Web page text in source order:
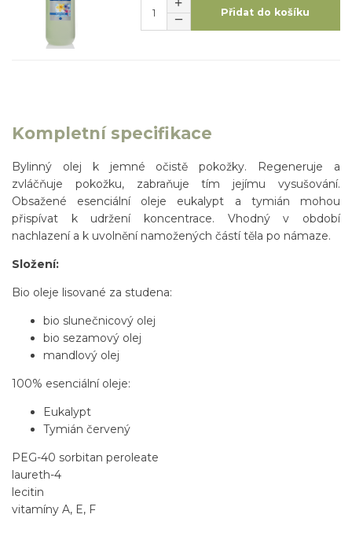
Přidat do košíku
Kompletní specifikace
Bylinný olej k jemné očistě pokožky. Regeneruje a
zvláčňuje pokožku, zabraňuje tím jejímu vysušování.
Obsažené esenciální oleje eukalypt a tymián mohou
přispívat k udržení koncentrace. Vhodný v období
nachlazení a k uvolnění namožených částí těla po námaze.
Složení:
Bio oleje lisované za studena:
bio slunečnicový olej
bio sezamový olej
mandlový olej
100% esenciální oleje:
Eukalypt
Tymián červený
PEG-40 sorbitan peroleate
laureth-4
lecitin
vitamíny A, E, F